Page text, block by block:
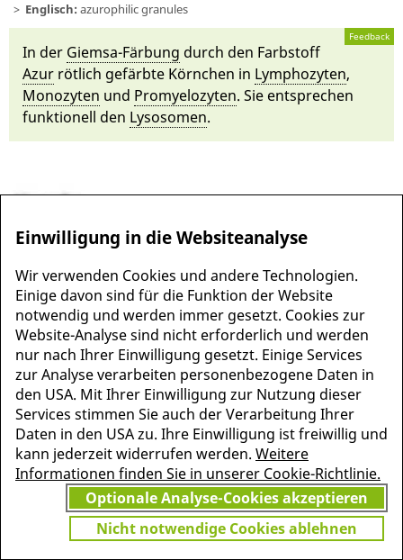
Englisch: azurophilic granules
Feedback
In der Giem­sa-Fär­bung durch den Farbstoff
Azur röt­lich ge­färb­te Körn­chen in Lym­pho­zyten,
Mono­zyten und Promyelo­zyten. Sie ent­spre­chen
funktionell den Ly­so­somen.
MEHR INFORMATIONEN
ZU PSCHYREMBEL
JETZT
GRATIS TESTEN
Vielen Dank für Ihr Interesse
am Pschyrembel! Wenn Sie
unbegrenzten Zugang zu
Einwilligung in die Websiteanalyse
Wir verwenden Cookies und andere Technologien.
Einige davon sind für die Funktion der Website
notwendig und werden immer gesetzt. Cookies zur
Website-Analyse sind nicht erforderlich und werden
nur nach Ihrer Einwilligung gesetzt. Einige Services
zur Analyse verarbeiten personenbezogene Daten in
den USA. Mit Ihrer Einwilligung zur Nutzung dieser
Services stimmen Sie auch der Verarbeitung Ihrer
Daten in den USA zu. Ihre Einwilligung ist freiwillig und
kann jederzeit widerrufen werden. Weitere
Informationen finden Sie in unserer Cookie-Richtlinie.
Optionale Analyse-Cookies akzeptieren
Nicht notwendige Cookies ablehnen